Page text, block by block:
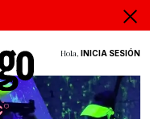
Hola, INICIA SESIÓN